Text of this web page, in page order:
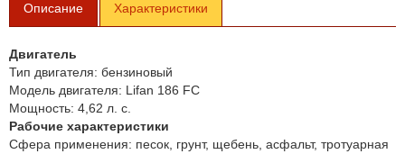
Описание Характеристики
Двигатель
Тип двигателя: бензиновый
Модель двигателя: Lifan 186 FC
Мощность: 4,62 л. с.
Рабочие характеристики
Сфера применения: песок, грунт, щебень, асфальт, тротуарная